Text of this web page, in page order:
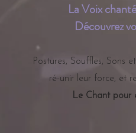
La Voix
Découvrez
Postures, Souffles, Sons
ré-unir leur force, et
Le Chant pour